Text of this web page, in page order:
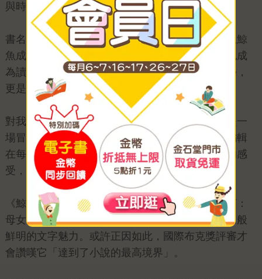
與時代的掙扎推到極致。
書名《鯨》正來自金福初見海時遇見的藍鯨。那尾鯨
魚成為她一生追尋的自由意象，貫穿整部小說，也成
為讀者難以忘懷的象徵。這樣的設計，不只是美學，
更是作品精神的核心。
對我們編輯團隊而言，《鯨》的製作過程本身就是一
場冒險。原著篇幅龐大，翻譯難度高，但譯者與編輯
在每一次討論中都充滿驚嘆。那種既折磨又幸福的感
受，也讓我們更確信這本書值得被帶給更多讀者。
《鯨》不僅是一部小說，它更像是一場時代的寓言：
母女命運的對照、對鄉土與人性的凝視，以及影像般
鮮明的文字魅力。或許正因如此，國際布克獎評審才
會讚嘆它「達到了小說的最高境界」。